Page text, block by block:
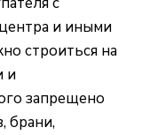
и иными
строиться на
и
запрещено
брани,